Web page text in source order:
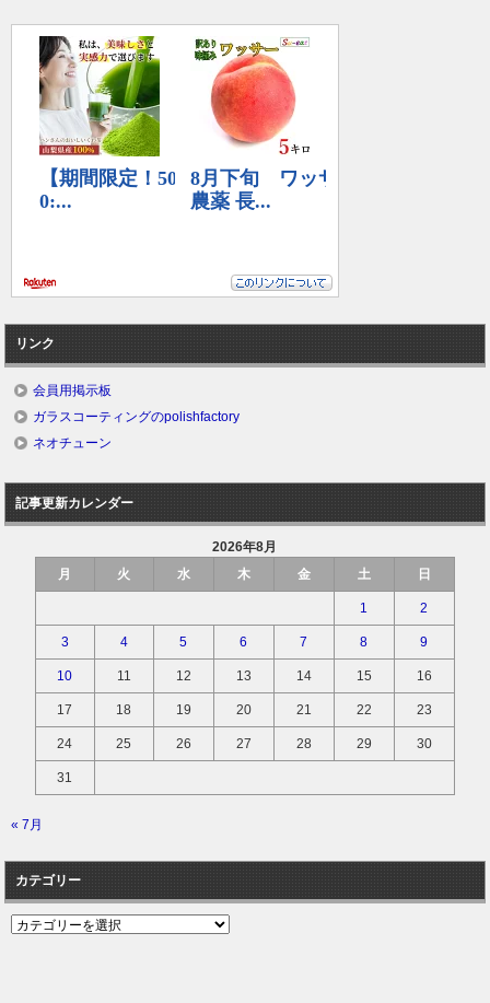
リンク
会員用掲示板
ガラスコーティングのpolishfactory
ネオチューン
記事更新カレンダー
2026年8月
月
火 水 木 金 土 日
1 2
3 4 5 6 7 8 9
10 11 12 13 14 15 16
17 18 19 20 21 22 23
24 25 26 27 28 29 30
31
« 7月
カテゴリー
カ